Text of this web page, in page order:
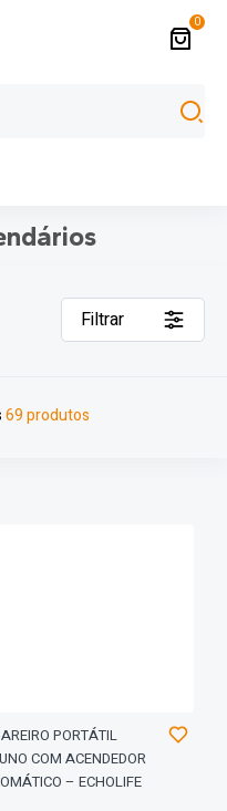
0
69 produtos
Filtrar
PORTÁTIL
COM ACENDEDOR
– ECHOLIFE